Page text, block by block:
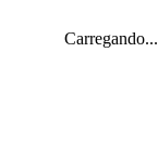
Carregando...